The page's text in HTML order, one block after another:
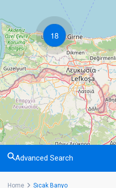
18
Advanced Search
Home Sıcak Banyo